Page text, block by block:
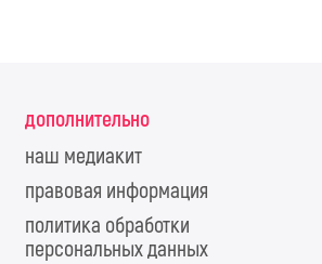
дополнительно
наш медиакит
правовая информация
политика обработки
персональных данных